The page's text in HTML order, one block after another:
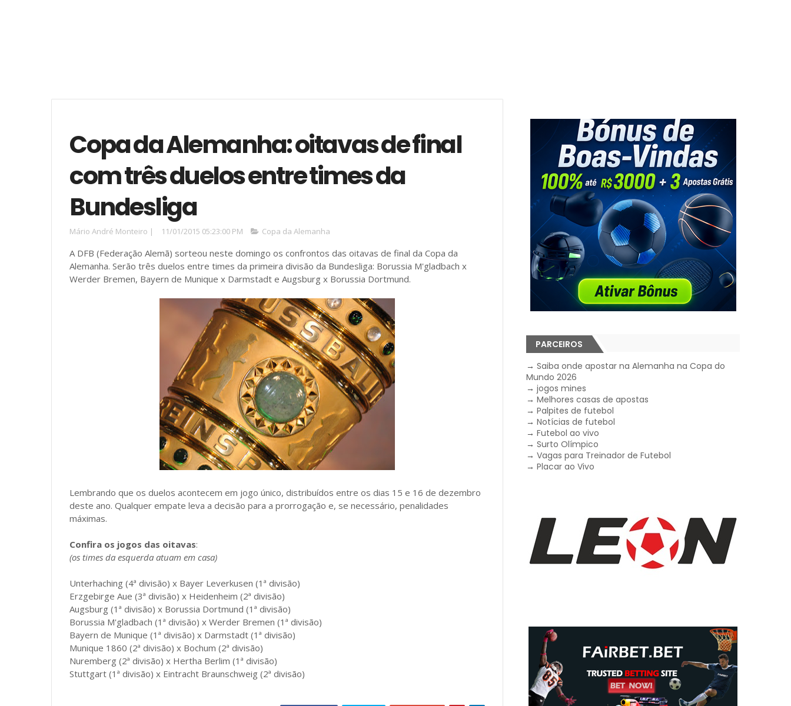
Copa da Alemanha: oitavas de final
com três duelos entre times da
Bundesliga
Mário André Monteiro | 11/01/2015 05:23:00 PM Copa da Alemanha
A DFB (Federação Alemã) sorteou neste domingo os confrontos das oitavas de final da Copa da
Alemanha. Serão três duelos entre times da primeira divisão da Bundesliga: Borussia M'gladbach x
Werder Bremen, Bayern de Munique x Darmstadt e Augsburg x Borussia Dortmund.
Lembrando que os duelos acontecem em jogo único, distribuídos entre os dias 15 e 16 de dezembro
deste ano. Qualquer empate leva a decisão para a prorrogação e, se necessário, penalidades
máximas.
Confira os jogos das oitavas:
(os times da esquerda atuam em casa)
Unterhaching (4ª divisão) x Bayer Leverkusen (1ª divisão)
Erzgebirge Aue (3ª divisão) x Heidenheim (2ª divisão)
Augsburg (1ª divisão) x Borussia Dortmund (1ª divisão)
Borussia M'gladbach (1ª divisão) x Werder Bremen (1ª divisão)
Bayern de Munique (1ª divisão) x Darmstadt (1ª divisão)
Munique 1860 (2ª divisão) x Bochum (2ª divisão)
Nuremberg (2ª divisão) x Hertha Berlim (1ª divisão)
Stuttgart (1ª divisão) x Eintracht Braunschweig (2ª divisão)
PARCEIROS
→Saiba onde apostar na Alemanha na Copa do
Mundo 2026
→jogos mines
→Melhores casas de apostas
→Palpites de futebol
→Notícias de futebol
→Futebol ao vivo
→Surto Olímpico
→Vagas para Treinador de Futebol
→Placar ao Vivo